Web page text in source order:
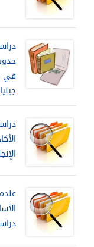
في
جينيا